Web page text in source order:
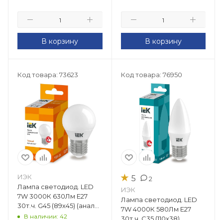
В корзину В корзину
Код товара: 73623
ИЭК
Лампа светодиод. LED
7W 3000К 630Лм Е27
30т.ч. G45 (89х45) (аналог
60W) ECO шар LLE-G45-7-
В наличии: 42
Код товара: 76950
★ 5 2
ИЭК
Лампа светодиод. LED
7W 4000К 580Лм Е27